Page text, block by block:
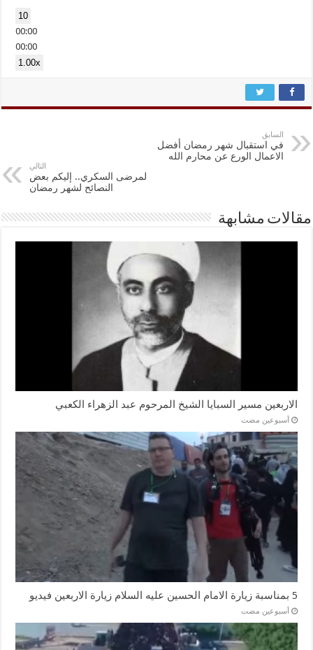
10
00:00
00:00
1.00x
السابق
في استقبال شهر رمضان أفضل
الاعمال الورع عن محارم الله
التالي
لمرضى السكري.. إليكم بعض
النصائح لشهر رمضان
مقالات مشابهة
الاربعين مسير السبايا الشيخ المرحوم عبد الزهراء الكعبي
‏أسبوعين مضت
5 بمناسبة زيارة الامام الحسين عليه السلام زيارة الاربعين فيديو
‏أسبوعين مضت